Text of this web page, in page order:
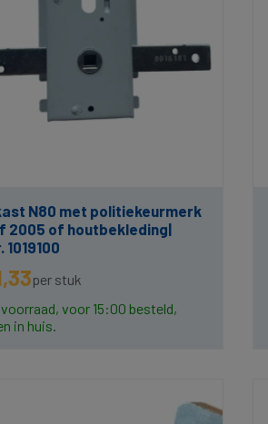
N80 met politiekeurmerk
2005 of houtbekleding|
1019100
per stuk
voor 15:00 besteld,
in huis.